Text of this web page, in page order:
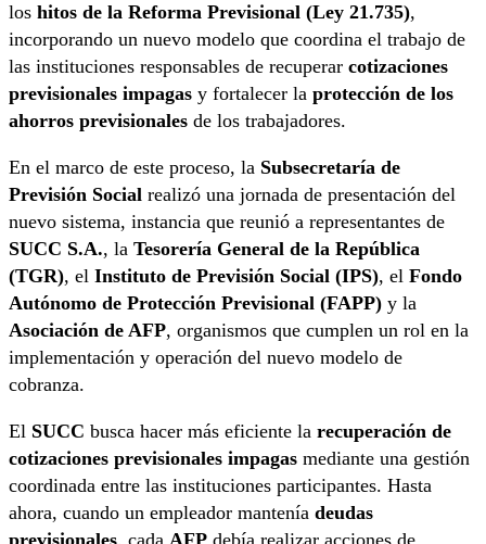
los hitos de la Reforma Previsional (Ley 21.735),
incorporando un nuevo modelo que coordina el trabajo de
las instituciones responsables de recuperar cotizaciones
previsionales impagas y fortalecer la protección de los
ahorros previsionales de los trabajadores.
En el marco de este proceso, la Subsecretaría de
Previsión Social realizó una jornada de presentación del
nuevo sistema, instancia que reunió a representantes de
SUCC S.A., la Tesorería General de la República
(TGR), el Instituto de Previsión Social (IPS), el Fondo
Autónomo de Protección Previsional (FAPP) y la
Asociación de AFP, organismos que cumplen un rol en la
implementación y operación del nuevo modelo de
cobranza.
El SUCC busca hacer más eficiente la recuperación de
cotizaciones previsionales impagas mediante una gestión
coordinada entre las instituciones participantes. Hasta
ahora, cuando un empleador mantenía deudas